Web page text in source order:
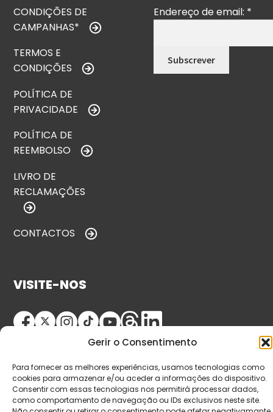
Gerir o Consentimento
Para fornecer as melhores experiências, usamos tecnologias como
cookies para armazenar e/ou aceder a informações do dispositivo.
Consentir com essas tecnologias nos permitirá processar dados,
como comportamento de navegação ou IDs exclusivos neste site.
CONDIÇÕES DE
CAMPANHAS*
TERMOS E
CONDIÇÕES
POLÍTICA DE
PRIVACIDADE
POLÍTICA DE
REEMBOLSO
LIVRO DE
RECLAMAÇÕES
CONTACTOS
Endereço de email: *
VISITE-NOS
© Copyright 2026 Saída de Emergência. Todos os